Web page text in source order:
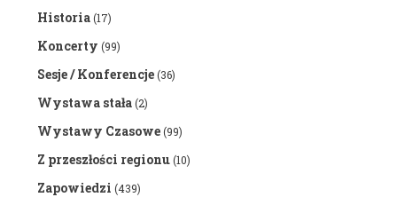
Historia(17)
Koncerty (99)
Sesje / Konferencje(36)
Wystawa stała(2)
Wystawy Czasowe(99)
Z przeszłości regionu(10)
Zapowiedzi (439)